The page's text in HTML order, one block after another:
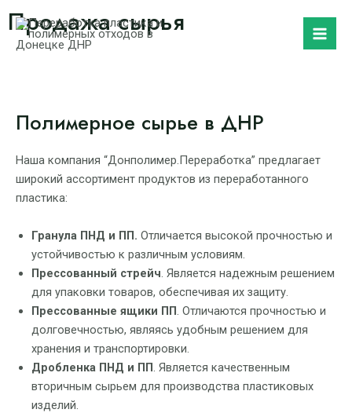
содержимому
Продажа сырья
Полимерное сырье в ДНР
Наша компания “Донполимер.Переработка” предлагает
широкий ассортимент продуктов из переработанного
пластика:
Гранула ПНД и ПП. Отличается высокой прочностью и
устойчивостью к различным условиям.
Прессованный стрейч. Является надежным решением
для упаковки товаров, обеспечивая их защиту.
Прессованные ящики ПП. Отличаются прочностью и
долговечностью, являясь удобным решением для
хранения и транспортировки.
Дробленка ПНД и ПП. Является качественным
вторичным сырьем для производства пластиковых
изделий.